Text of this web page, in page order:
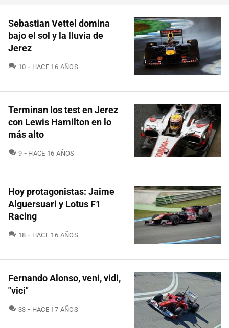
Sebastian Vettel domina
bajo el sol y la lluvia de
Jerez
10 COMENTARIOS
HACE 16 AÑOS
Terminan los test en Jerez
con Lewis Hamilton en lo
más alto
9 COMENTARIOS
HACE 16 AÑOS
Hoy protagonistas: Jaime
Alguersuari y Lotus F1
Racing
18 COMENTARIOS
HACE 16 AÑOS
Fernando Alonso, veni, vidi,
"vici"
33 COMENTARIOS
HACE 17 AÑOS